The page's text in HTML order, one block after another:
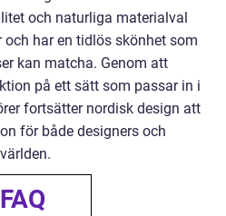
och naturliga materialval
har en tidlös skönhet som
kan matcha. Genom att
på ett sätt som passar in i
fortsätter nordisk design att
för både designers och
FAQ